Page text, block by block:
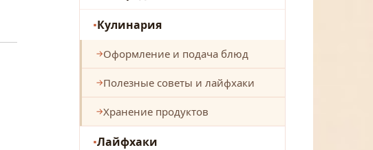
Кулинария
Оформление и подача блюд
Полезные советы и лайфхаки
Хранение продуктов
Лайфхаки